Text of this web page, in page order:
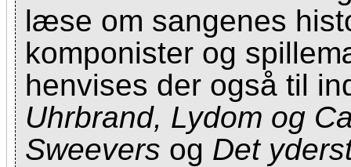
læse om sangenes
komponister og
henvises der også til
Uhrbrand, Lydom og
Sweevers og Det